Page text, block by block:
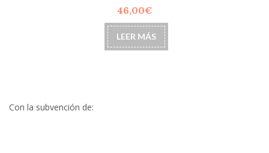
46,00€
LEER MÁS
Con la subvención de: